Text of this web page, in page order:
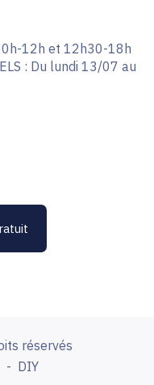
12h et 12h30-18h
: Du lundi 13/07 au
réservés
DIY